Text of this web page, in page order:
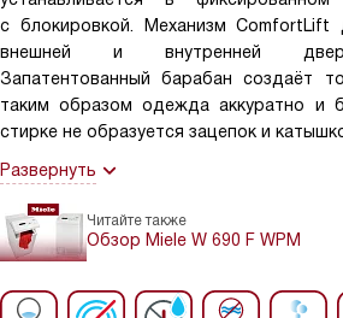
с блокировкой. Механизм ComfortLift
внешней и внутренней
Запатентованный барабан создаёт
таким образом одежда аккуратно и
стирке не образуется зацепок и
Развернуть
Читайте также
Обзор Miele W 690 F WPM